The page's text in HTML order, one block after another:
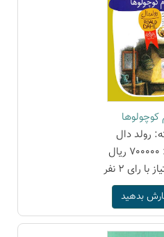
کوچولوها
رولد دال
بدهید